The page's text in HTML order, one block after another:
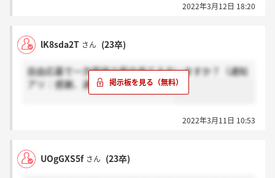
2022年3月12日 18:20
lK8sda2T さん (23卒)
自由応募で一次面接の案内来てる方いますか？（通知
アリ：感謝、通知ナシ：ホント？）
2022年3月11日 10:53
UOgGXS5f さん (23卒)